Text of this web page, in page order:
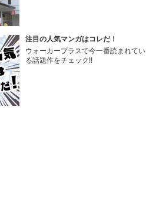
注目の人気マンガはコレだ！
ウォーカープラスで今一番読まれてい
る話題作をチェック!!